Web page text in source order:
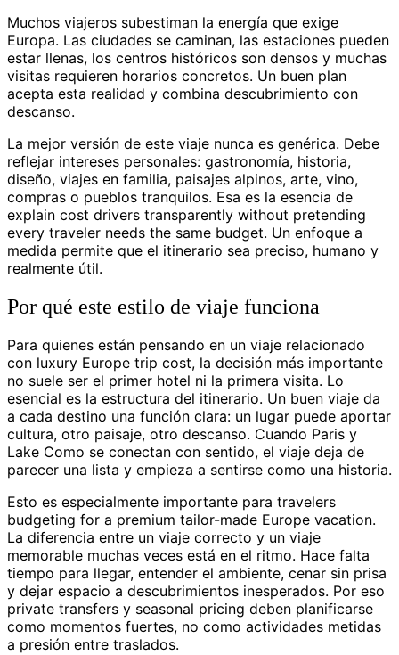
Muchos viajeros subestiman la energía que exige
Europa. Las ciudades se caminan, las estaciones pueden
estar llenas, los centros históricos son densos y muchas
visitas requieren horarios concretos. Un buen plan
acepta esta realidad y combina descubrimiento con
descanso.
La mejor versión de este viaje nunca es genérica. Debe
reflejar intereses personales: gastronomía, historia,
diseño, viajes en familia, paisajes alpinos, arte, vino,
compras o pueblos tranquilos. Esa es la esencia de
explain cost drivers transparently without pretending
every traveler needs the same budget. Un enfoque a
medida permite que el itinerario sea preciso, humano y
realmente útil.
Por qué este estilo de viaje funciona
Para quienes están pensando en un viaje relacionado
con luxury Europe trip cost, la decisión más importante
no suele ser el primer hotel ni la primera visita. Lo
esencial es la estructura del itinerario. Un buen viaje da
a cada destino una función clara: un lugar puede aportar
cultura, otro paisaje, otro descanso. Cuando Paris y
Lake Como se conectan con sentido, el viaje deja de
parecer una lista y empieza a sentirse como una historia.
Esto es especialmente importante para travelers
budgeting for a premium tailor-made Europe vacation.
La diferencia entre un viaje correcto y un viaje
memorable muchas veces está en el ritmo. Hace falta
tiempo para llegar, entender el ambiente, cenar sin prisa
y dejar espacio a descubrimientos inesperados. Por eso
private transfers y seasonal pricing deben planificarse
como momentos fuertes, no como actividades metidas
a presión entre traslados.